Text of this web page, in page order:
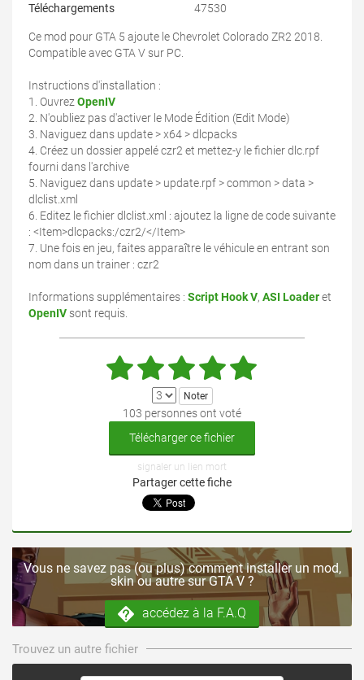
Téléchargements
47530
Ce mod pour GTA 5 ajoute le Chevrolet Colorado ZR2 2018.
Compatible avec GTA V sur PC.
Instructions d'installation :
1. Ouvrez OpenIV
2. N'oubliez pas d'activer le Mode Édition (Edit Mode)
3. Naviguez dans update > x64 > dlcpacks
4. Créez un dossier appelé czr2 et mettez-y le fichier dlc.rpf
fourni dans l'archive
5. Naviguez dans update > update.rpf > common > data >
dlclist.xml
6. Editez le fichier dlclist.xml : ajoutez la ligne de code suivante
: <Item>dlcpacks:/czr2/</Item>
7. Une fois en jeu, faites apparaître le véhicule en entrant son
nom dans un trainer : czr2
Informations supplémentaires : Script Hook V, ASI Loaderet
OpenIV sont requis.
103 personnes ont voté
Télécharger ce fichier
signaler un lien mort
Partager cette fiche
Vous ne savez pas (ou plus) comment installer un mod,
skin ou autre sur GTA V ?
accédez à la F.A.Q
Trouvez un autre fichier